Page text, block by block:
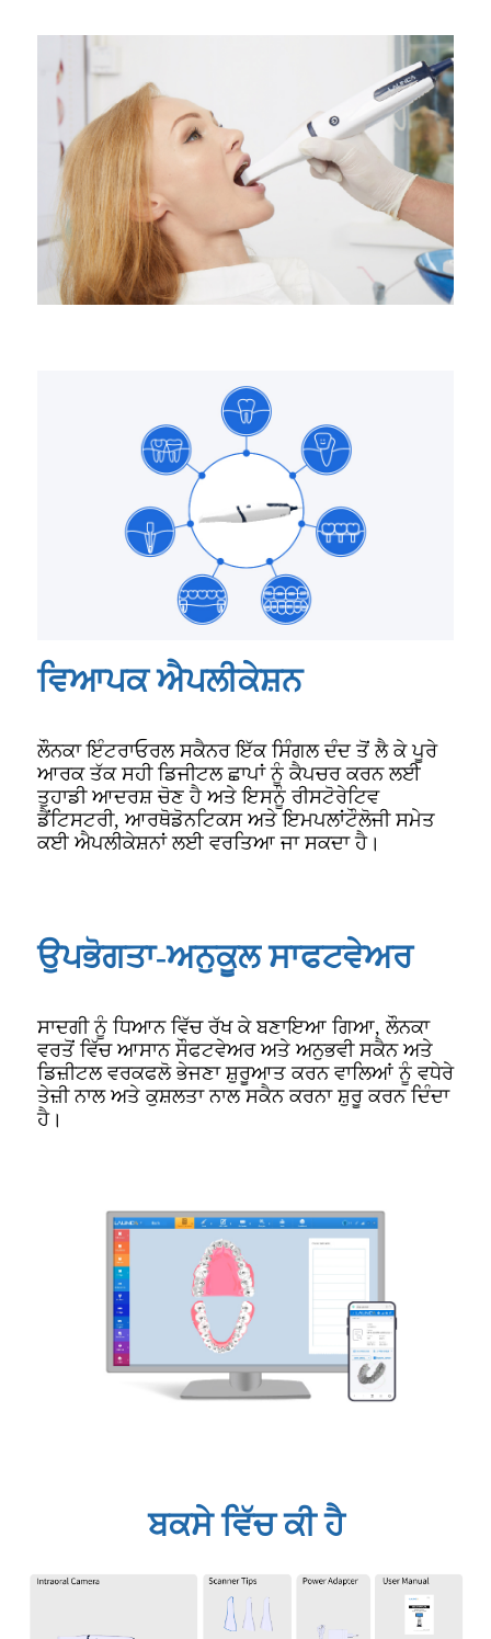
ਵਿਆਪਕ ਐਪਲੀਕੇਸ਼ਨ
ਲੌਨਕਾ ਇੰਟਰਾਓਰਲ ਸਕੈਨਰ ਇੱਕ ਸਿੰਗਲ ਦੰਦ ਤੋਂ ਲੈ ਕੇ ਪੂਰੇ
ਆਰਕ ਤੱਕ ਸਹੀ ਡਿਜੀਟਲ ਛਾਪਾਂ ਨੂੰ ਕੈਪਚਰ ਕਰਨ ਲਈ
ਤੁਹਾਡੀ ਆਦਰਸ਼ ਚੋਣ ਹੈ ਅਤੇ ਇਸਨੂੰ ਰੀਸਟੋਰੇਟਿਵ
ਡੈਂਟਿਸਟਰੀ, ਆਰਥੋਡੋਨਟਿਕਸ ਅਤੇ ਇਮਪਲਾਂਟੌਲੋਜੀ ਸਮੇਤ
ਕਈ ਐਪਲੀਕੇਸ਼ਨਾਂ ਲਈ ਵਰਤਿਆ ਜਾ ਸਕਦਾ ਹੈ।
ਉਪਭੋਗਤਾ-ਅਨੁਕੂਲ ਸਾਫਟਵੇਅਰ
ਸਾਦਗੀ ਨੂੰ ਧਿਆਨ ਵਿੱਚ ਰੱਖ ਕੇ ਬਣਾਇਆ ਗਿਆ, ਲੌਨਕਾ
ਵਰਤੋਂ ਵਿੱਚ ਆਸਾਨ ਸੌਫਟਵੇਅਰ ਅਤੇ ਅਨੁਭਵੀ ਸਕੈਨ ਅਤੇ
ਡਿਜ਼ੀਟਲ ਵਰਕਫਲੋ ਭੇਜਣਾ ਸ਼ੁਰੂਆਤ ਕਰਨ ਵਾਲਿਆਂ ਨੂੰ ਵਧੇਰੇ
ਤੇਜ਼ੀ ਨਾਲ ਅਤੇ ਕੁਸ਼ਲਤਾ ਨਾਲ ਸਕੈਨ ਕਰਨਾ ਸ਼ੁਰੂ ਕਰਨ ਦਿੰਦਾ
ਹੈ।
ਬਕਸੇ ਵਿੱਚ ਕੀ ਹੈ